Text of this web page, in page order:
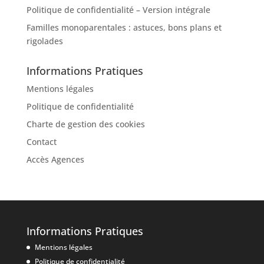
Politique de confidentialité – Version intégrale
Familles monoparentales : astuces, bons plans et
rigolades
Informations Pratiques
Mentions légales
Politique de confidentialité
Charte de gestion des cookies
Contact
Accès Agences
Informations Pratiques
Mentions légales
Politique de confidentialité